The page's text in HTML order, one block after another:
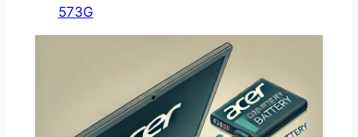
573G